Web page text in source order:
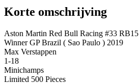
Korte omschrijving
Aston Martin Red Bull Racing #33 RB15
Winner GP Brazil ( Sao Paulo ) 2019
Max Verstappen
1-18
Minichamps
Limited 500 Pieces